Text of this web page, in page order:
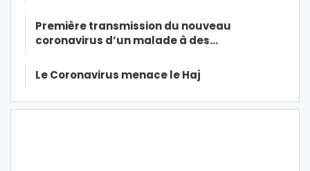
Première transmission du nouveau
coronavirus d’un malade à des…
Le Coronavirus menace le Haj